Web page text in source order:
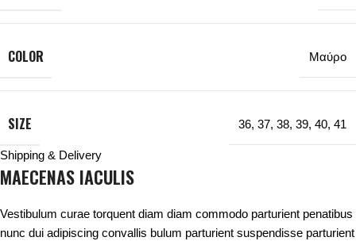
COLOR Μαύρο
SIZE 36, 37, 38, 39, 40, 41
Shipping & Delivery
MAECENAS IACULIS
Vestibulum curae torquent diam diam commodo parturient penatibus
nunc dui adipiscing convallis bulum parturient suspendisse parturient